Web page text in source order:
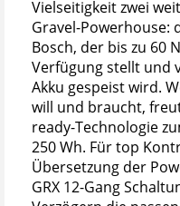
Vielseitigkeit zwei
Gravel-Powerhouse:
Bosch, der bis zu 60
Verfügung stellt und
Akku gespeist wird.
will und braucht,
ready-Technologie
250 Wh. Für top
Übersetzung der
GRX 12-Gang